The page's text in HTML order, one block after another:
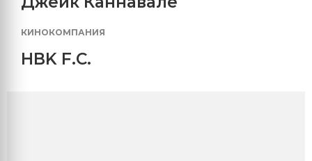
КИНОКОМПАНИЯ
HBK F.C.